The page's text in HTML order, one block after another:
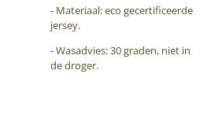
- Materiaal: eco gecertificeerde
jersey.
- Wasadvies: 30 graden, niet in
de droger.